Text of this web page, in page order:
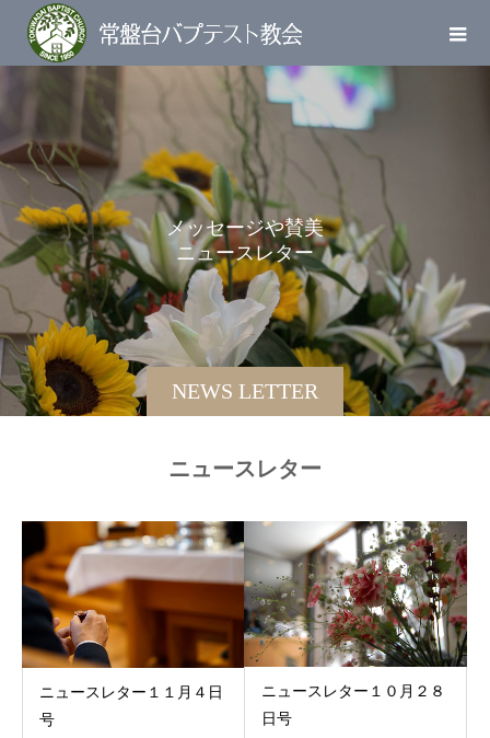
NEWS LETTER
メッセージや賛美
ニュースレターをお届
ニュースレター
ニュースレター１１月４日
号
ニュースレター１０月２８
日号